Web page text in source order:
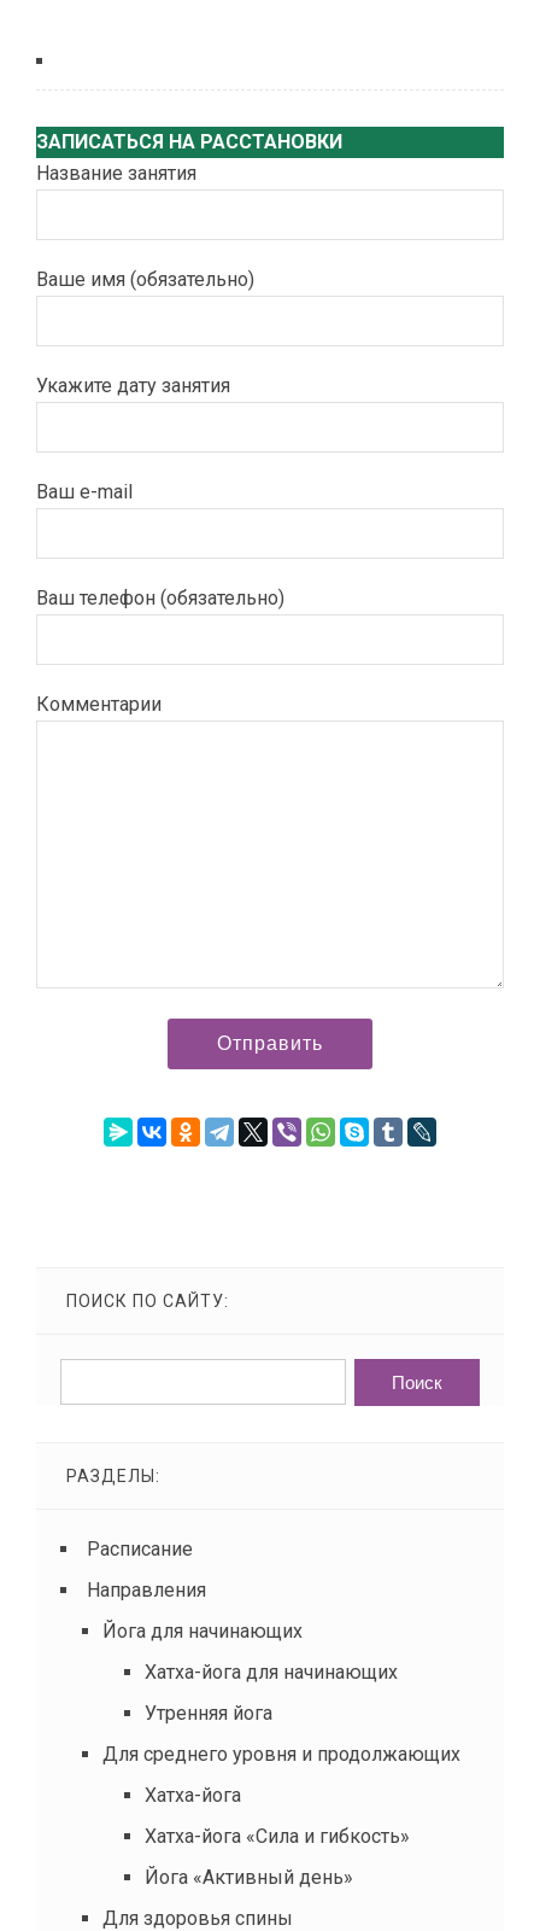
ЗАПИСАТЬСЯ НА РАССТАНОВКИ
Название занятия
Ваше имя (обязательно)
Укажите дату занятия
Ваш e-mail
Ваш телефон (обязательно)
Комментарии
ПОИСК ПО САЙТУ:
РАЗДЕЛЫ:
Расписание
Направления
Йога для начинающих
Хатха-йога для начинающих
Утренняя йога
Для среднего уровня и продолжающих
Хатха-йога
Хатха-йога «Сила и гибкость»
Йога «Активный день»
Для здоровья спины